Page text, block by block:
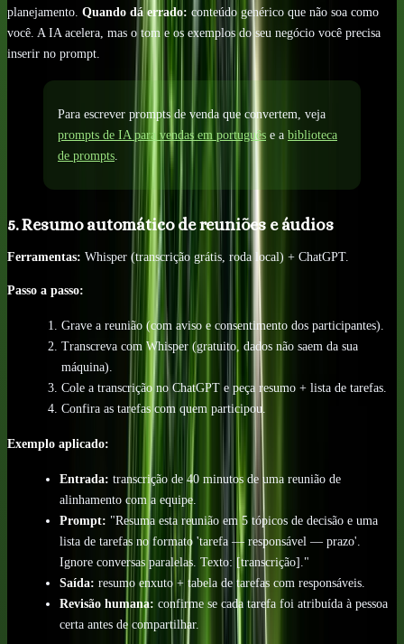
planejamento. Quando dá errado: conteúdo genérico que não soa como
você. A IA acelera, mas o tom e os exemplos do seu negócio você precisa
inserir no prompt.
Para escrever prompts de venda que convertem, veja
prompts de IA para vendas em português e a biblioteca
de prompts
5. Resumo automático de reuniões e áudios
Ferramentas: Whisper (transcrição grátis, roda local) + ChatGPT.
Passo a passo:
Grave a reunião (com aviso e consentimento dos participantes).
Transcreva com Whisper (gratuito, dados não saem da sua
máquina).
Cole a transcrição no ChatGPT e peça resumo + lista de tarefas.
Confira as tarefas com quem participou.
Exemplo aplicado:
Entrada: transcrição de 40 minutos de uma reunião de
alinhamento com a equipe.
Prompt: "Resuma esta reunião em 5 tópicos de decisão e uma
lista de tarefas no formato 'tarefa — responsável — prazo'.
Ignore conversas paralelas. Texto: [transcrição]."
Saída: resumo enxuto + tabela de tarefas com responsáveis.
Revisão humana: confirme se cada tarefa foi atribuída à pessoa
certa antes de compartilhar.